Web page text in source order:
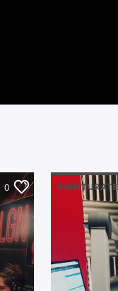
0 AVENTURATE